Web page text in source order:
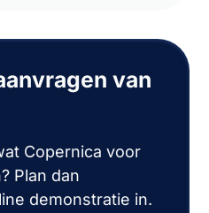
van
Copernica voor
Plan dan
demonstratie in.